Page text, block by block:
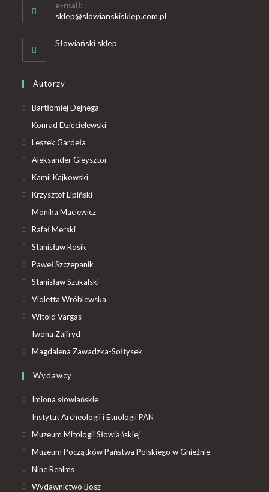
e-mail:
sklep@slowianskisklep.com.pl
Słowiański sklep
Autorzy
Bartłomiej Dejnega
Konrad Dzięcielewski
Leszek Gardeła
Aleksander Gieysztor
Kamil Kajkowski
Krzysztof Lipiński
Monika Maciewicz
Rafał Merski
Stanisław Rosik
Paweł Szczepanik
Stanisław Szukalski
Violetta Wróblewska
Witold Vargas
Iwona Zajfryd
Magdalena Zawadzka-Sołtysek
Wydawcy
Imiona słowiańskie
Instytut Archeologii i Etnologii PAN
Muzeum Mitologii Słowiańskiej
Muzeum Początków Państwa Polskiego w Gnieźnie
Nine Realms
Wydawnictwo Bosz